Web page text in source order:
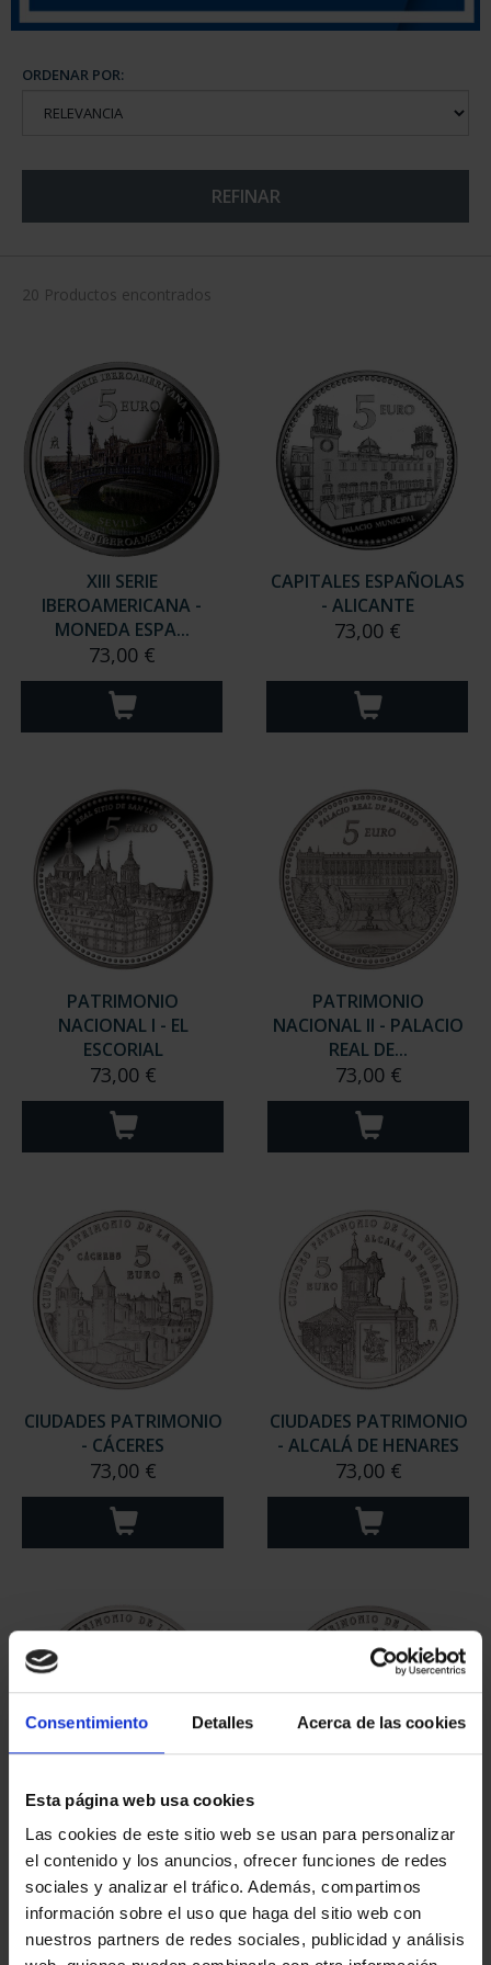
Consentimiento Detalles Acerca de las cookies
Esta página web usa cookies
Las cookies de este sitio web se usan para personalizar
el contenido y los anuncios, ofrecer funciones de redes
sociales y analizar el tráfico. Además, compartimos
información sobre el uso que haga del sitio web con
nuestros partners de redes sociales, publicidad y análisis
ORDENAR POR:
REFINAR
20 Productos encontrados
XIII SERIE
IBEROAMERICANA -
MONEDA ESPA...
73,00 €
CAPITALES ESPAÑOLAS
- ALICANTE
73,00 €
PATRIMONIO
NACIONAL I - EL
ESCORIAL
73,00 €
PATRIMONIO
NACIONAL II - PALACIO
REAL DE...
73,00 €
CIUDADES PATRIMONIO
- CÁCERES
73,00 €
CIUDADES PATRIMONIO
- ALCALÁ DE HENARES
73,00 €
CIUDADES PATRIMONIO
- CÓRDOBA
73,00 €
- BAEZA
73,00 €